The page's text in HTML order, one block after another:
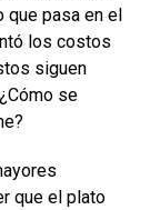
que pasa en el
los costos
siguen
se
que el plato